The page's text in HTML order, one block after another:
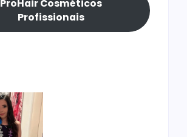
ProHair Cosméticos
Profissionais